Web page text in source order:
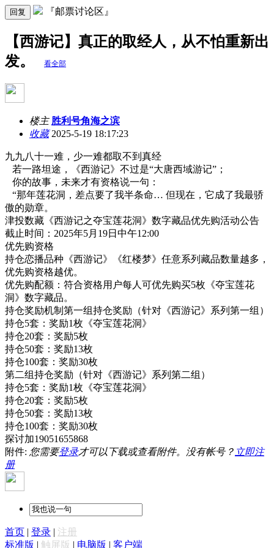
回复 『邮票讨论区』
【西游记】真正的取经人，从不怕重新出
发。
看全部
楼主 胜利号角海之滨
收藏2025-5-19 18:17:23
九九八十一难，少一难都取不到真经
若一路坦途，《西游记》不过是“大唐西域游记”；
你的故事，未来才有资格说一句：
“那年莲花洞，差点要了我半条命… 但现在，它成了我最骄
傲的勋章。
津投数藏《西游记之夺宝莲花洞》数字藏品优先购活动公告
截止时间：2025年5月19日中午12:00
优先购资格
持仓恋播品种《西游记》《红楼梦》任意系列藏品数量越多，
优先购资格越优。
优先购配额：符合资格用户每人可优先购买5枚《夺宝莲花
洞》数字藏品。
持仓奖励机制第一组持仓奖励（针对《西游记》系列第一组）
持仓5套：奖励1枚《夺宝莲花洞》
持仓20套：奖励5枚
持仓50套：奖励13枚
持仓100套：奖励30枚
第二组持仓奖励（针对《西游记》系列第二组）
持仓5套：奖励1枚《夺宝莲花洞》
持仓20套：奖励5枚
持仓50套：奖励13枚
持仓100套：奖励30枚
探讨加19051655868
附件: 您需要登录才可以下载或查看附件。没有帐号？ 立即注
册
首页 | 登录 | 注册
标准版 | 触屏版 | 电脑版 | 客户端